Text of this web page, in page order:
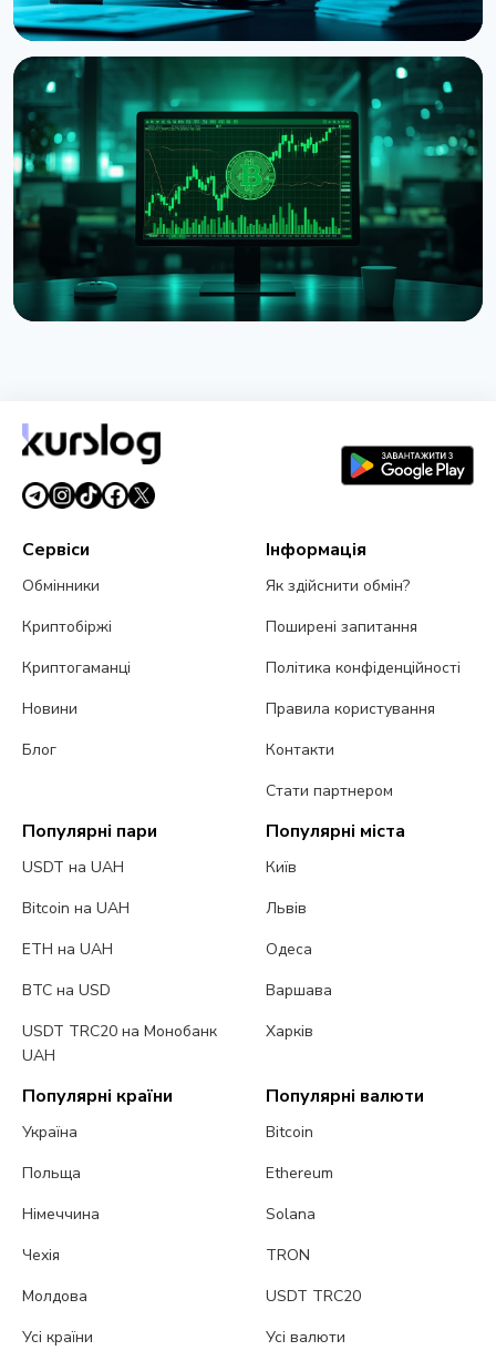
НОВИНА
Strategy отримала збиток $8,22 млрд у другому
кварталі через падіння Bitcoin
31 липня 2026 р. 5 хв читання
26 липня 2026 р.4 хв читання
Сервіси
Обмінники
Криптобіржі
Криптогаманці
Новини
Блог
Інформація
Як здійснити обмін?
Поширені запитання
Політика конфіденційності
Правила користування
Контакти
Стати партнером
Популярні пари
USDT на UAH
Bitcoin на UAH
ETH на UAH
BTC на USD
USDT TRC20 на Монобанк
UAH
Популярні міста
Київ
Львів
Одеса
Варшава
Харків
Популярні країни
Україна
Польща
Німеччина
Чехія
Молдова
Усі країни
Популярні валюти
Bitcoin
Ethereum
Solana
TRON
USDT TRC20
Усі валюти